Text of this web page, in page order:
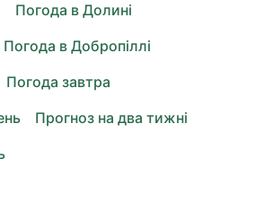
Погода в Долині
Погода в Добропіллі
Погода завтра
Прогноз на два тижні